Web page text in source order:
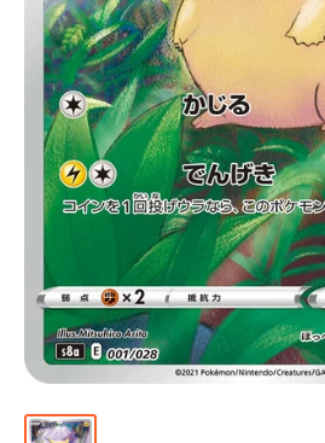
ビ
通
販
部